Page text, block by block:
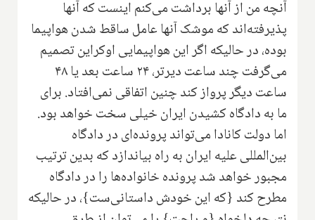
آنچه من از آنها برداشت می‌کنم اینست که آنها
پذیرفته‌اند که موشک آنها عامل ساقط شدن هواپیما
بوده، در حالیکه اگر این هواپیمایی اوکراین تصمیم
می‌گرفت چند ساعت دیرتر، ۲۴ ساعت بعد یا ۴۸
ساعت دیگر پرواز کند چنین اتفاقی نمی‌افتاد. برای
ما به دادگاه کشیدن ایران خیلی سخت خواهد بود.
اما دولت کانادا می‌تواند پرونده‌ای در دادگاه
بین‌المللی علیه ایران به راه بیاندازد که بدین ترتیب
مجبور خواهد شد پرونده خانواده‌ها را در دادگاه
مطرح کند {که این خودش داستانی‌ست}، در حالیکه